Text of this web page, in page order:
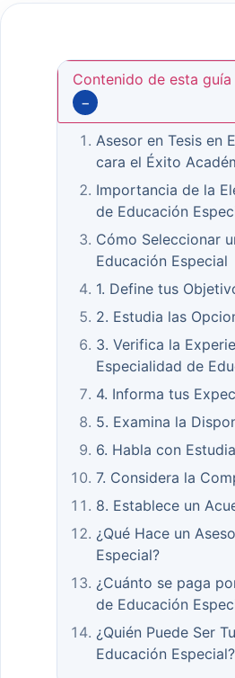
Contenido de esta guía
−
Asesor en Tesis en
cara el Éxito
Importancia de la
de Educación
Cómo Seleccionar
Educación Especial
1. Define tus
2. Estudia las
3. Verifica la
Especialidad de
4. Informa tus
5. Examina la
6. Habla con
7. Considera la
8. Establece un
¿Qué Hace un
Especial?
¿Cuánto se paga
de Educación
¿Quién Puede Ser
Educación Especial?